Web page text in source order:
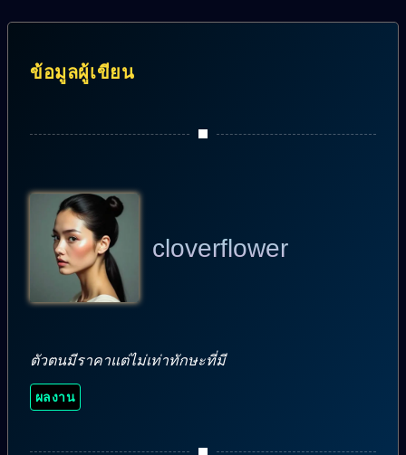
ข้อมูลผู้เขียน
cloverflower
ตัวตนมีราคาแต่ไม่เท่าทักษะที่มี
ผลงาน